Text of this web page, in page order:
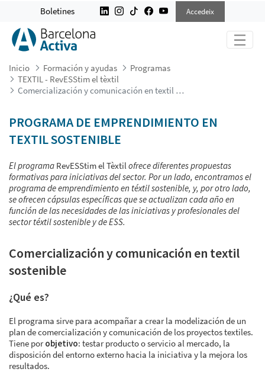
COMERCIALIZACIÓN Y
Boletines Accedeix
Inicio Formación y ayudas
Programas
TEXTIL - RevESStim el tèxtil
Comercialización y comunicación en textil sostenible
PROGRAMA DE EMPRENDIMIENTO EN
TEXTIL SOSTENIBLE
El programa RevESStim el Tèxtilofrece diferentes propuestas
formativas para iniciativas del sector. Por un lado, encontramos el
programa de emprendimiento en téxtil sostenible, y, por otro lado,
se ofrecen cápsulas específicas que se actualizan cada año en
función de las necesidades de las iniciativas y profesionales del
sector téxtil sostenible y de ESS.
Comercialización y comunicación en textil
sostenible
¿Qué es?
El programa sirve para acompañar a crear la modelización de un
plan de comercialización y comunicación de los proyectos textiles.
Tiene porobjetivo: testar producto o servicio al mercado, la
disposición del entorno externo hacia la iniciativa y la mejora los
resultados.